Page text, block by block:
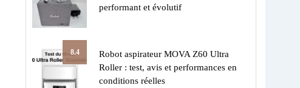
performant et évolutif
8.4
Robot aspirateur MOVA Z60 Ultra
Roller : test, avis et performances en
conditions réelles